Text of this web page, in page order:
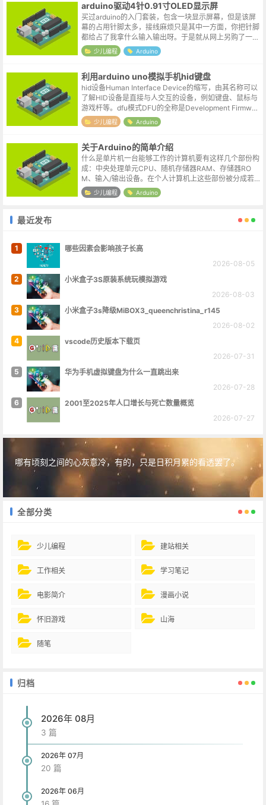
arduino驱动4针0.91寸OLED显示屏
买过arduino的入门套装，包含一块显示屏幕，但是该屏
幕的占用针脚太多，接线麻烦只是其中一方面，你把针脚
都给占了我拿什么输入输出呀。于是就从网上另购了一块
4针的0.91寸的oled显示屏，赶上活动价实付5元还给包
邮，就象脱口秀里说的...
少儿编程 Arduino
利用arduino uno模拟手机hid键盘
hid设备Human Interface Device的缩写，由其名称可以
了解HID设备是直接与人交互的设备，例如键盘、鼠标与
游戏杆等。dfu模式DFU的全称是Development Firmwar
eUpgrade，实际意思就是设备固...
少儿编程 Arduino
关于Arduino的简单介绍
什么是单片机一台能够工作的计算机要有这样几个部份构
成：中央处理单元CPU、随机存储器RAM、存储器RO
M、输入/输出设备。在个人计算机上这些部份被分成若
干块芯片，安装在一个被称之为主板的印刷线路板上。而
在单片机中，这些部份全部被做到一...
少儿编程 Arduino
最近发布
1
哪些因素会影响孩子长高
2026-08-05
2
小米盒子3S原装系统玩模拟游戏
2026-08-03
3
小米盒子3s降级MiBOX3_queenchristina_r145
2026-08-02
4
vscode历史版本下载页
2026-07-31
5
华为手机虚拟键盘为什么一直跳出来
2026-07-28
6
2001至2025年人口增长与死亡数量概览
2026-07-27
哪有顷刻之间的心灰意冷，有的，只是日积月累的看透罢了。
全部分类
少儿编程 建站相关
工作相关 学习笔记
电影简介 漫画小说
怀旧游戏 山海
随笔
归档
2026年 08月
3 篇
2026年 07月
20 篇
2026年 06月